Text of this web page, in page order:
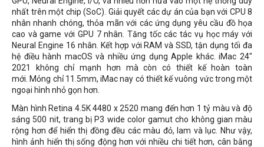
nhất trên một chip (SoC). Giải quyết các dự án của bạn với CPU 8
nhân nhanh chóng, thỏa mãn với các ứng dụng yêu cầu đồ họa
cao và game với GPU 7 nhân. Tăng tốc các tác vụ học máy với
Neural Engine 16 nhân. Kết hợp với RAM và SSD, tận dụng tối đa
hệ điều hành macOS và nhiều ứng dụng Apple khác. iMac 24"
2021 không chỉ mạnh hơn mà còn có thiết kế hoàn toàn
mới. Mỏng chỉ 11.5mm, iMac nay có thiết kế vuông vức trong một
ngoại hình nhỏ gọn hơn.
Màn hình Retina 4.5K 4480 x 2520 mang đến hơn 1 tỷ màu và độ
sáng 500 nit, trang bị P3 wide color gamut cho không gian màu
rộng hơn để hiển thị đồng đều các màu đỏ, lam và lục. Như vậy,
hình ảnh hiển thị sống động hơn với nhiều chi tiết hơn, cân bằng